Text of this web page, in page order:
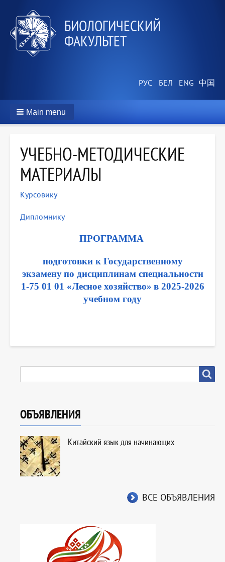
БИОЛОГИЧЕСКИЙ
ФАКУЛЬТЕТ
Main menu
УЧЕБНО-МЕТОДИЧЕСКИЕ
МАТЕРИАЛЫ
Курсовику
Дипломнику
ПРОГРАММА
подготовки к Государственному
экзамену по дисциплинам специальности
1-75 01 01 «Лесное хозяйство» в 2025-2026
учебном году
ОБЪЯВЛЕНИЯ
Китайский язык для начинающих
ВСЕ ОБЪЯВЛЕНИЯ